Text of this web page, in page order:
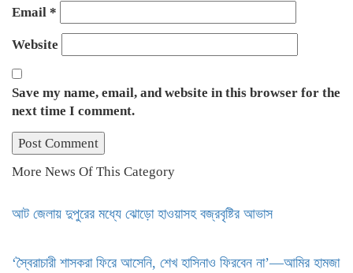
Email *
Website
Save my name, email, and website in this browser for the
next time I comment.
More News Of This Category
আট জেলায় দুপুরের মধ্যে ঝোড়ো হাওয়াসহ বজ্রবৃষ্টির আভাস
‘স্বৈরাচারী শাসকরা ফিরে আসেনি, শেখ হাসিনাও ফিরবেন না’—আমির হামজা